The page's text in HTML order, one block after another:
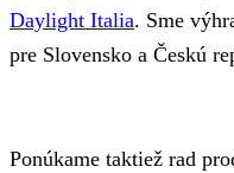
Daylight Italia. Sme
pre Slovensko a Českú
Ponúkame taktiež rad